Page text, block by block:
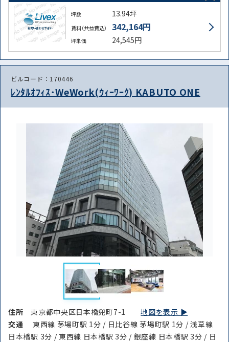
坪数 13.94坪
賃料（共益費込） 342,164円
坪単価 24,545円
ビルコード：170446
ﾚﾝﾀﾙｵﾌｨｽ･WeWork(ｳｨｰﾜｰｸ) KABUTO ONE
住所東京都中央区日本橋兜町7-1地図を表示 ▶︎
交通
東西線 茅場町駅 1分 / 日比谷線 茅場町駅 1分 / 浅草線
日本橋駅 3分 / 東西線 日本橋駅 3分 / 銀座線 日本橋駅 3分 / 日